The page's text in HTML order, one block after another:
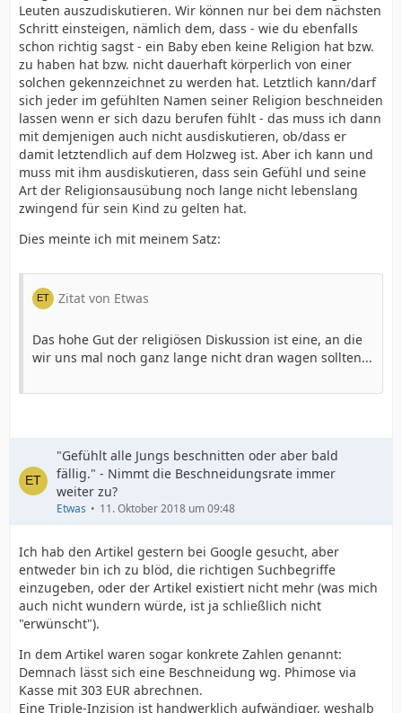
Und damit argumentieren dann auch Urologen und
Kinderchirurgen gegenüber den Eltern: "sehen sie, den
Muslimen und Juden geht es doch ohne Vorhaut
prächtig, machen sie sich keine Sorgen, das Fitzelchen
ist völlig entbehrlich!"
Genau so falsch, wie gegen die
Mädchenverstümmelung anzuprangern, und dann die
eigenen Söhne genitalzuverstümmeln (Waris Dirie) oder
auf dem Auge blind zu sein wäre es das Thema
"traditionsmotivierte Jungenverstümmelung" einfach
unter den Teppich zu kehren. Wenn man fair ist muss
man für die Rechte aller Kinder eintreten, Mädchen wie
Jungen, und gleich, ob sie aus Geldgier oder aus
Wir müssen an beiden Fronten kämpfen.
das ist Sorge, das ist verantwortbar, das ist völlig OK,
Einen Durchbruch wird es erst dann geben, wenn das
Recht auf vollständige Genitalien - auch für Jungenvon
einem Staat das erste mal anerkannt wird.
Man kann natürlich behaupten, das wird es nie geben.
Sommer '89 Berliner versichert: "Die Mauer steht in 100
Jahren noch!" Und ein paar Monate später war sie weg.
Leuten auszudiskutieren. Wir können nur bei dem nächsten
Schritt einsteigen, nämlich dem, dass - wie du ebenfalls
schon richtig sagst - ein Baby eben keine Religion hat bzw.
zu haben hat bzw. nicht dauerhaft körperlich von einer
solchen gekennzeichnet zu werden hat. Letztlich kann/darf
sich jeder im gefühlten Namen seiner Religion beschneiden
lassen wenn er sich dazu berufen fühlt - das muss ich dann
mit demjenigen auch nicht ausdiskutieren, ob/dass er
damit letztendlich auf dem Holzweg ist. Aber ich kann und
muss mit ihm ausdiskutieren, dass sein Gefühl und seine
Art der Religionsausübung noch lange nicht lebenslang
zwingend für sein Kind zu gelten hat.
Dies meinte ich mit meinem Satz:
Zitat von Etwas
Das hohe Gut der religiösen Diskussion ist eine, an die
wir uns mal noch ganz lange nicht dran wagen sollten...
"Gefühlt alle Jungs beschnitten oder aber bald
fällig." - Nimmt die Beschneidungsrate immer
weiter zu?
Etwas 11. Oktober 2018 um 09:48
Ich hab den Artikel gestern bei Google gesucht, aber
entweder bin ich zu blöd, die richtigen Suchbegriffe
einzugeben, oder der Artikel existiert nicht mehr (was mich
auch nicht wundern würde, ist ja schließlich nicht
"erwünscht").
In dem Artikel waren sogar konkrete Zahlen genannt:
Demnach lässt sich eine Beschneidung wg. Phimose via
Kasse mit 303 EUR abrechnen.
Eine Triple-Inzision ist handwerklich aufwändiger, weshalb